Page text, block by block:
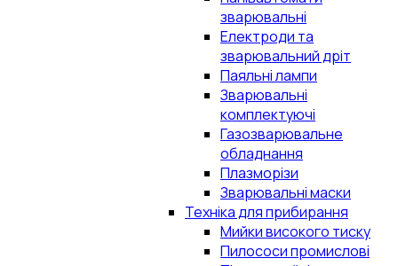
зварювальні
Електроди та
зварювальний дріт
Паяльні лампи
Зварювальні
комплектуючі
Газозварювальне
обладнання
Плазморізи
Зварювальні маски
Техніка для прибирання
Мийки високого тиску
Пилососи промислові